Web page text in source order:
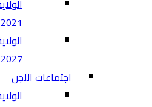
2021
2027
اجتماعات اللجن